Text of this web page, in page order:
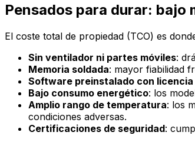
Pensados para durar: bajo
El coste total de propiedad (TCO) es
Sin ventilador ni partes móviles:
Memoria soldada: mayor fiabilidad
Software preinstalado con licencia
Bajo consumo energético: los
Amplio rango de temperatura: los
condiciones adversas.
Certificaciones de seguridad: